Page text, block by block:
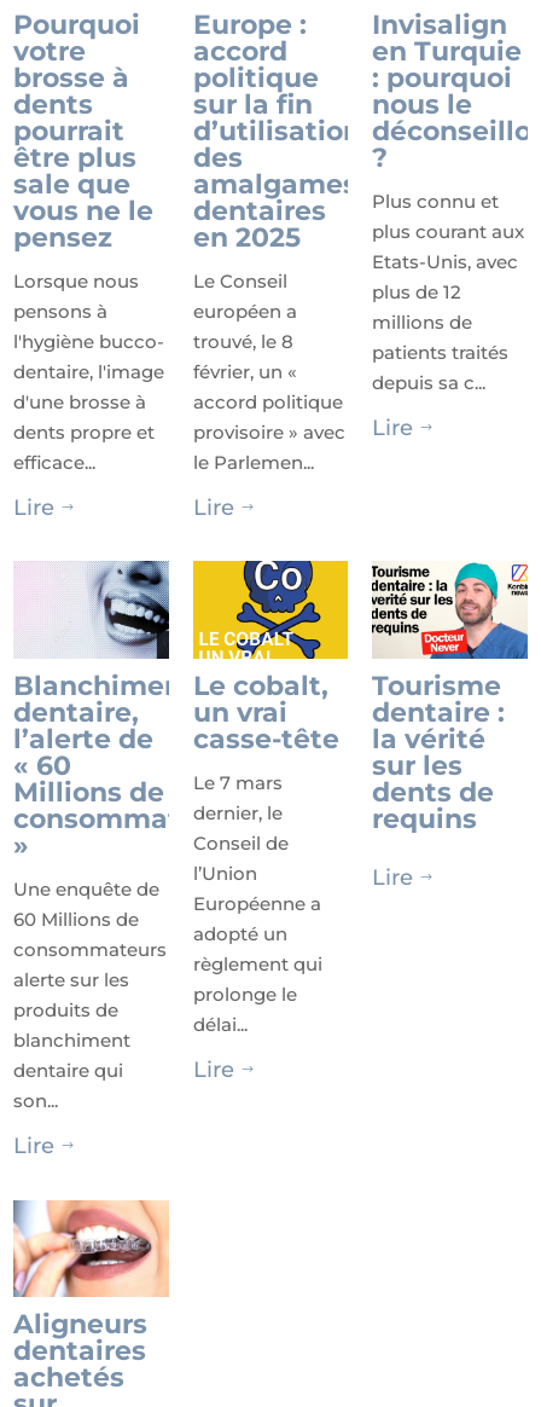
Pourquoi
votre
brosse à
dents
pourrait
être plus
sale que
vous ne le
pensez
Lorsque nous
pensons à
l'hygiène bucco-
dentaire, l'image
d'une brosse à
dents propre et
efficace...
Lire $
Europe :
accord
politique
sur la fin
d’utilisation
des
amalgames
dentaires
en 2025
Le Conseil
européen a
trouvé, le 8
février, un «
accord politique
provisoire » avec
le Parlemen...
Lire $
Invisalign
en Turquie
: pourquoi
nous le
?
Plus connu et
plus courant aux
Etats-Unis, avec
plus de 12
millions de
patients traités
depuis sa c...
Lire $
Blanchiment
dentaire,
l’alerte de
« 60
Millions de
consommateurs
»
Une enquête de
60 Millions de
consommateurs
alerte sur les
produits de
blanchiment
dentaire qui
son...
Lire $
Le cobalt,
un vrai
casse-tête
Le 7 mars
dernier, le
Conseil de
l’Union
Européenne a
adopté un
règlement qui
prolonge le
délai...
Lire $
Tourisme
dentaire :
la vérité
sur les
dents de
requins
Lire $
Aligneurs
dentaires
achetés